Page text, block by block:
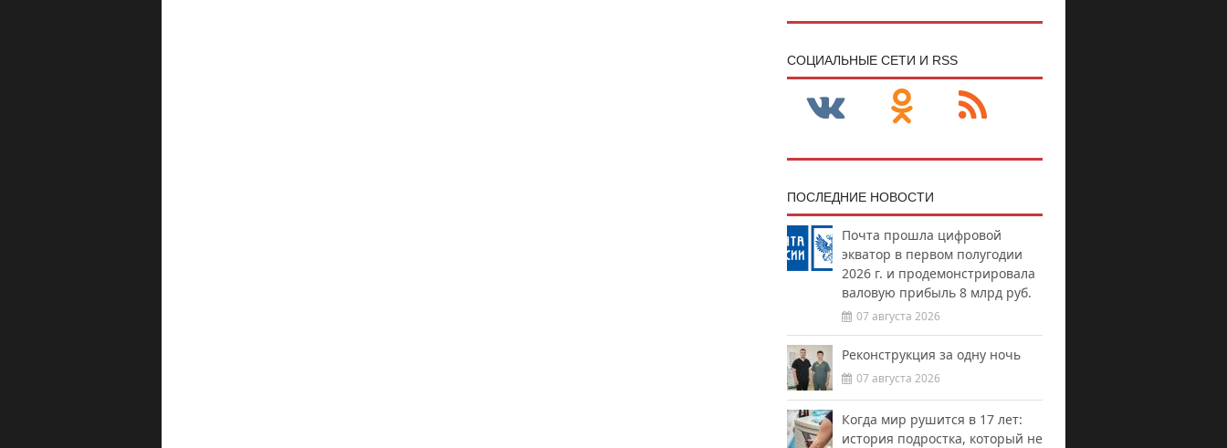
CОЦИАЛЬНЫЕ СЕТИ И RSS
ПОСЛЕДНИЕ НОВОСТИ
Почта прошла цифровой
экватор в первом полугодии
2026 г. и продемонстрировала
валовую прибыль 8 млрд руб.
07 августа 2026
Реконструкция за одну ночь
07 августа 2026
Когда мир рушится в 17 лет:
история подростка, который не